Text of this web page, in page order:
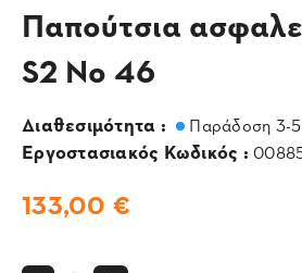
Παπούτσια
S2 Νο 46
Διαθεσιμότητα : Παράδοση 3-5
Εργοστασιακός Κωδικός :
133,00 €